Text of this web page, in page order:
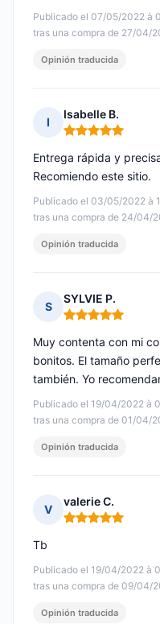
Publicado el 07/05/2022 à
tras una compra de 27/04/
Opinión traducida
I
Isabelle B.
Nota: 5 de 5
Publicado el 03/05/2022 à
tras una compra de 24/04/
Entrega rápida y
Recomiendo este sitio.
Opinión traducida
S
SYLVIE P.
Nota: 5 de 5
Publicado el 19/04/2022 à
tras una compra de 01/04/
Muy contenta con mi
bonitos. El tamaño
también. Yo
Opinión traducida
V
valerie C.
Nota: 5 de 5
Publicado el 19/04/2022 à
tras una compra de 09/04/
Tb
Opinión traducida